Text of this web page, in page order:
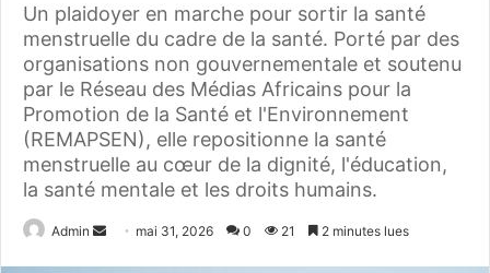
Un plaidoyer en marche pour sortir la santé
menstruelle du cadre de la santé. Porté par des
organisations non gouvernementale et soutenu
par le Réseau des Médias Africains pour la
Promotion de la Santé et l'Environnement
(REMAPSEN), elle repositionne la santé
menstruelle au cœur de la dignité, l'éducation,
la santé mentale et les droits humains.
Admin mai 31, 2026 0 21 2 minutes lues